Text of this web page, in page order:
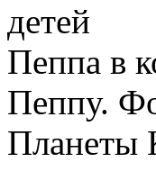
Пеппа в
Пеппу.
Планеты